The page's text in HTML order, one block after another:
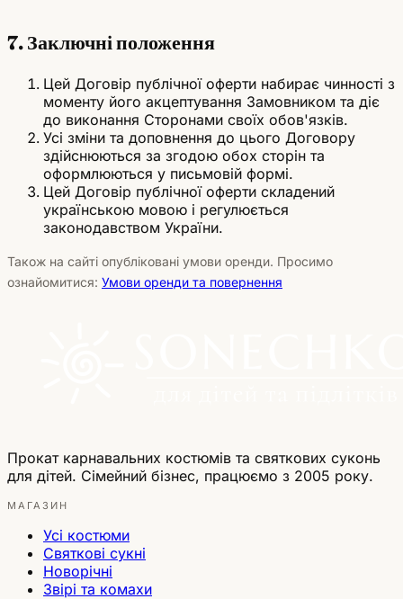
7. Заключні положення
Цей Договір публічної оферти набирає чинності з
моменту його акцептування Замовником та діє
до виконання Сторонами своїх обов'язків.
Усі зміни та доповнення до цього Договору
здійснюються за згодою обох сторін та
оформлюються у письмовій формі.
Цей Договір публічної оферти складений
українською мовою і регулюється
законодавством України.
Також на сайті опубліковані умови оренди. Просимо
ознайомитися: Умови оренди та повернення
Прокат карнавальних костюмів та святкових суконь
для дітей. Сімейний бізнес, працюємо з 2005 року.
МАГАЗИН
Усі костюми
Святкові сукні
Новорічні
Звірі та комахи